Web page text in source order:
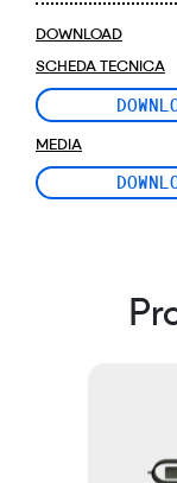
DOWNLOAD
SCHEDA TECNICA
MEDIA